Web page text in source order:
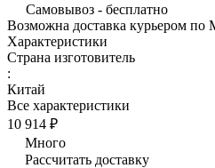
Самовывоз - бесплатно
Возможна доставка курьером
Характеристики
Страна изготовитель
:
Китай
Все характеристики
10 914 ₽
Много
Рассчитать доставку